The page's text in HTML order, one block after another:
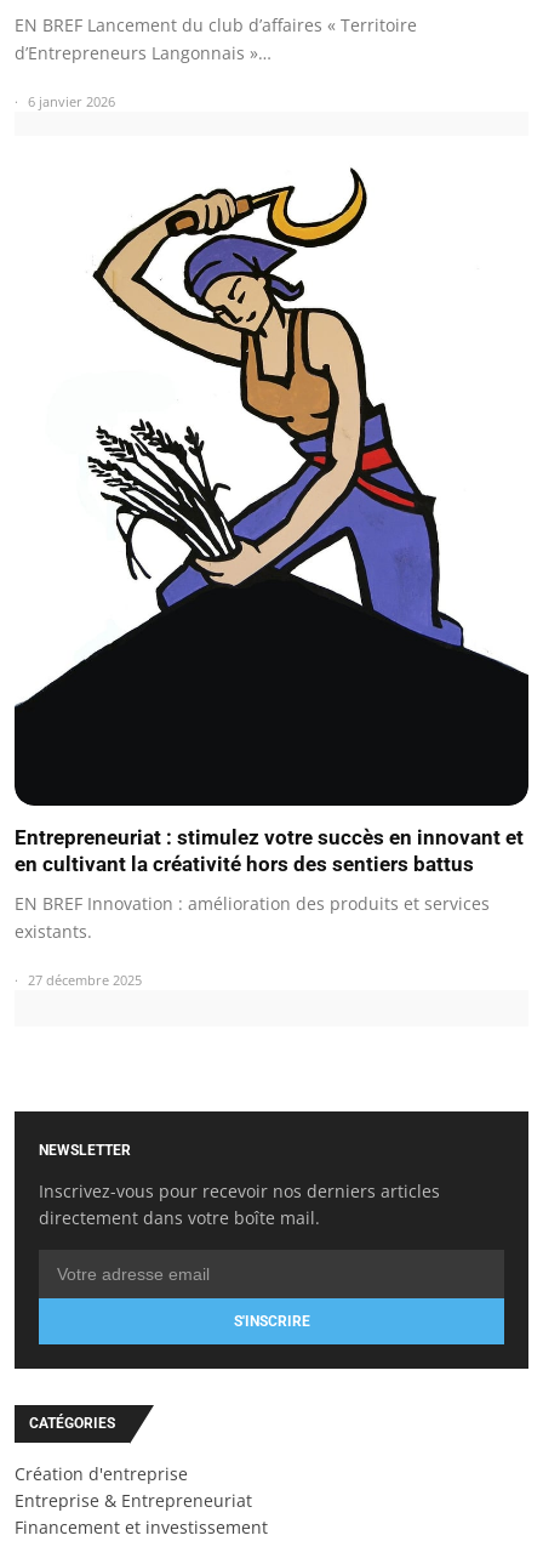
EN BREF Lancement du club d’affaires « Territoire
d’Entrepreneurs Langonnais »…
6 janvier 2026
Entrepreneuriat : stimulez votre succès en innovant et
en cultivant la créativité hors des sentiers battus
EN BREF Innovation : amélioration des produits et services
existants.
27 décembre 2025
NEWSLETTER
Inscrivez-vous pour recevoir nos derniers articles
directement dans votre boîte mail.
S'INSCRIRE
CATÉGORIES
Création d'entreprise
Entreprise & Entrepreneuriat
Financement et investissement